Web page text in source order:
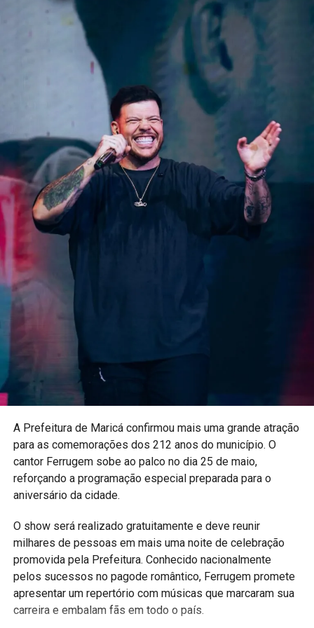
A iniciativa também contribui para movimentar o Centro da
cidade, incentivando a ocupação dos espaços públicos e
fortalecendo o comércio local durante os dias de evento.
A organização convida moradores e
visitantes a vestirem a camisa da
Seleção Brasileira e participarem da
festa. A expectativa é reunir centenas de
pessoas para acompanhar cada partida
em um clima de união, alegria e
celebração.
“Entre um apito e outro, a torcida maricaense se encontra
para celebrar uma das maiores paixões do país. Isso é
cultura popular. Isso é Maricá. Isso é Brasil”, destaca a
divulgação do evento.
13/06 (Sábado)
– 17h30 – União de Maricá
– 21h – Samba da Copa convida Samba da Mulher e
Gianne Mello
Local:Esquina do Malandro – Praça Orlando de Barros
Entrada:Gratuita
Atrações:Transmissão dos jogos da Seleção Brasileira,
samba e programação cultural
PUBLICIDADE
A Prefeitura de Maricáconfirmou mais uma grande atração
para as comemorações dos 212 anos do município. O
cantor Ferrugemsobe ao palco no dia 25 de maio,
reforçando a programação especial preparada para o
aniversário da cidade.
O show será realizado gratuitamente e deve reunir
milhares de pessoas em mais uma noite de celebração
promovida pela Prefeitura. Conhecido nacionalmente
pelos sucessos no pagode romântico, Ferrugem promete
apresentar um repertório com músicas que marcaram sua
carreira e embalam fãs em todo o país.